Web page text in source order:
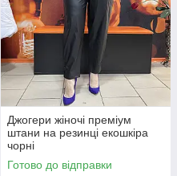
Джогери жіночі преміум
штани на резинці екошкіра
чорні
Готово до відправки